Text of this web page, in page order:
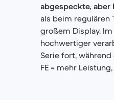
abgespeckte, aber
als beim regulären
großem Display.
hochwertiger
Serie fort,
FE = mehr